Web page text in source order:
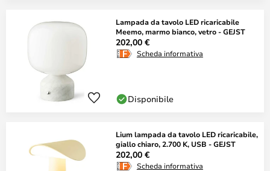
Lampada da tavolo LED ricaricabile
Meemo, marmo bianco, vetro - GEJST
202,00 €
Scheda informativa
Disponibile
Lium lampada da tavolo LED ricaricabile,
giallo chiaro, 2.700 K, USB - GEJST
202,00 €
Scheda informativa